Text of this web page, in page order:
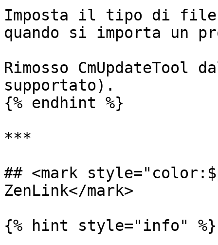
Imposta il tipo di file
quando si importa un
Rimosso CmUpdateTool
supportato).
{% endhint %}
***
## <mark
ZenLink</mark>
{% hint style="info" %}